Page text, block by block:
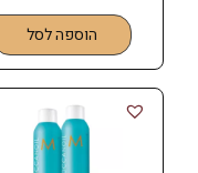
הוספה לסל